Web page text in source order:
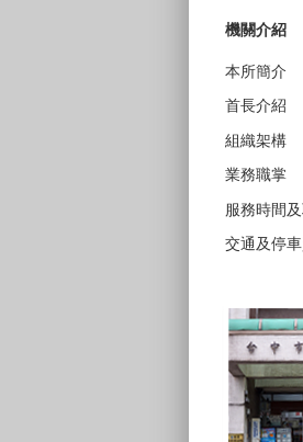
機關介紹
本所簡介
首長介紹
組織架構
業務職掌
服務時間
交通及停